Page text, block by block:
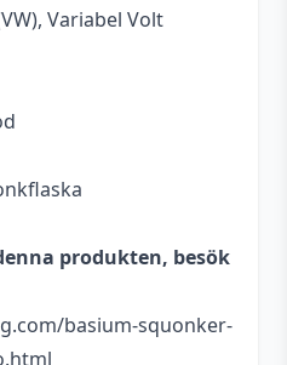
Variabel Volt
produkten, besök
basium-squonker-